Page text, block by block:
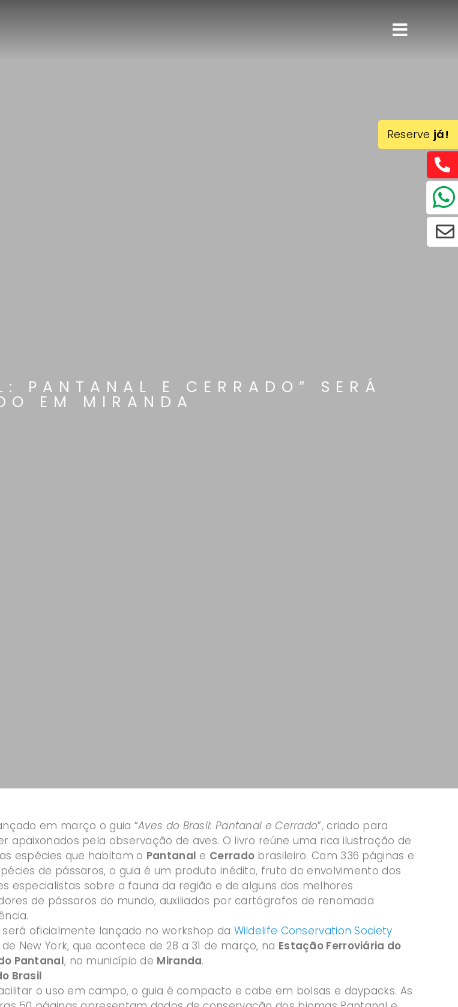
PANTANAL E CERRADO” SERÁ
EM MIRANDA
em março o guia “Aves do Brasil: Pantanal e Cerrado”, criado para
apaixonados pela observação de aves. O livro reúne uma rica ilustração de
espécies que habitam o Pantanal e Cerrado brasileiro. Com 336 páginas e
de pássaros, o guia é um produto inédito, fruto do envolvimento dos
especialistas sobre a fauna da região e de alguns dos melhores
de pássaros do mundo, auxiliados por cartógrafos de renomada
será oficialmente lançado no workshop da Wildelife Conservation Society
de New York, que acontece de 28 a 31 de março, na Estação Ferroviária do
Pantanal, no município de Miranda.
Brasil
o uso em campo, o guia é compacto e cabe em bolsas e daypacks. As
Reserve já!